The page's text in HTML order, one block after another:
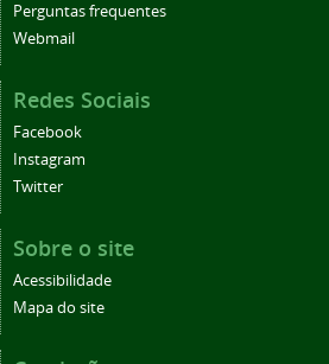
Perguntas frequentes
Webmail
Redes Sociais
Facebook
Instagram
Twitter
Sobre o site
Acessibilidade
Mapa do site